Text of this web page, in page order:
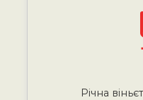
Річна